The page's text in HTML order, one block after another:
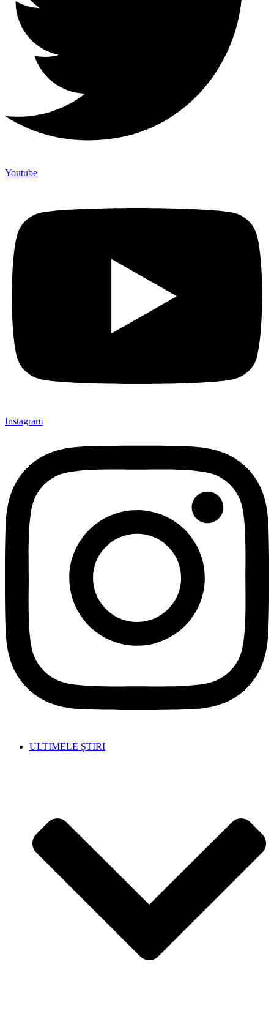
Youtube
Instagram
ULTIMELE ȘTIRI